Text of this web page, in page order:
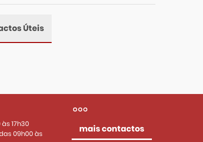
Úteis
17h30
09h00 às
mais contactos